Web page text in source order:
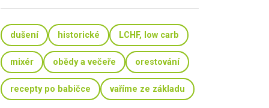
dušení historické LCHF, low carb
mixér obědy a večeře orestování
recepty po babičce vaříme ze základu